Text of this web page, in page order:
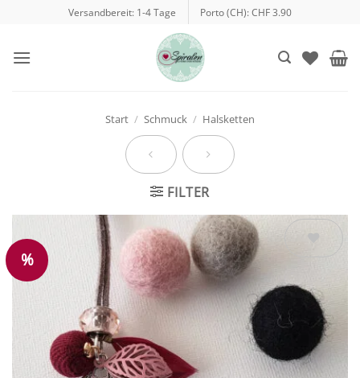
springen
Versandbereit: 1-4 Tage Porto (CH): CHF 3.90
Start / Schmuck / Halsketten
FILTER
%
Wunschliste